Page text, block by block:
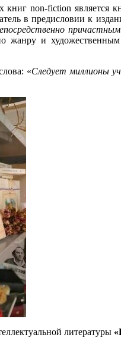
non-fiction является
в предисловии к
жанру и художественным
«Следует миллионы
литературы